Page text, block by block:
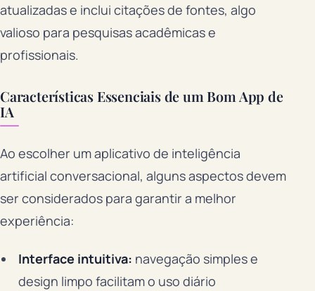
atualizadas e inclui citações de fontes, algo
valioso para pesquisas acadêmicas e
profissionais.
Características Essenciais de um Bom App de
IA
Ao escolher um aplicativo de inteligência
artificial conversacional, alguns aspectos devem
ser considerados para garantir a melhor
experiência:
Interface intuitiva: navegação simples e
design limpo facilitam o uso diário